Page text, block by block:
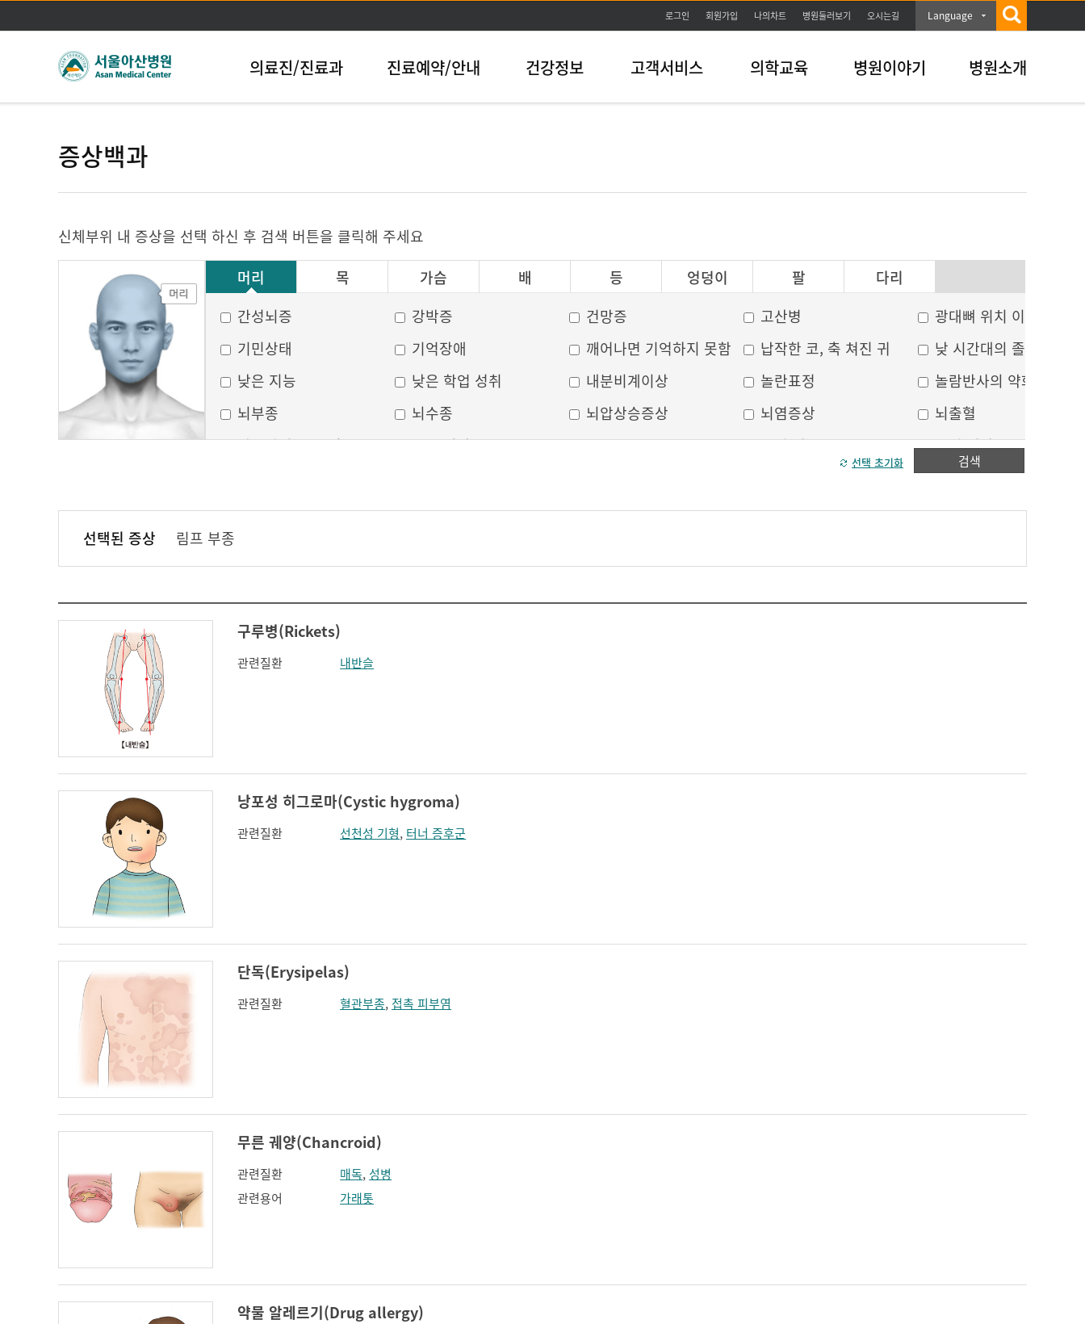
본문바로가기
로그인 회원가입 나의차트 병원둘러보기 오시는길 Language
의료진/진료과 진료예약/안내 건강정보 고객서비스 의학교육 병원이야기 병원소개
증상백과
신체부위 내 증상을 선택 하신 후 검색 버튼을 클릭해 주세요
머리
목 가슴 배 등 엉덩이 팔
다리
그 외
간성뇌증 강박증 건망증 고산병
광대뼈 위치 이상
기민상태
기억장애 깨어나면 기억하지 못함 납작한 코, 축 쳐진 귀
낮 시간대의 졸음
낮은 지능
낮은 학업 성취 내분비계이상 놀란표정
놀람반사의 약화
뇌부종
뇌수종 뇌압상승증상 뇌염증상
뇌출혈
달모양의 둥근 얼굴
두부 외상 두통 두피 건조
두피 열상
모발이 거침
무균성 뇌막염
무의식 박동성 통증 방향감각 상실
볼, 눈주위 움푹 꺼짐
안면홍조
어지러움 언어장애 얼굴 중심선이 안맞음
얼굴 한쪽의 반점
얼굴모양변화
얼굴이 밋밋함
코 옆과 입꼬리 주름
콧등이 넓어짐 턱끝이 커보임 턱의 통증
편두통
하악전돌
학습장애
검색
선택 초기화
선택된 증상 림프 부종
구루병(Rickets)
관련질환 내반슬
낭포성 히그로마(Cystic hygroma)
관련질환 선천성 기형, 터너 증후군
단독(Erysipelas)
관련질환 혈관부종, 접촉 피부염
무른 궤양(Chancroid)
관련질환 매독, 성병
관련용어
가래톳
약물 알레르기(Drug allergy)